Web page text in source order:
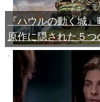
『ハウルの動く城
原作に隠された５